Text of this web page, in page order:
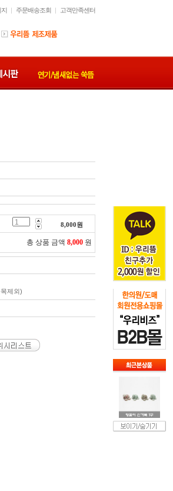
지 주문배송조회 고객만족센터
8,000원
총 상품 금액 8,000 원
제외)